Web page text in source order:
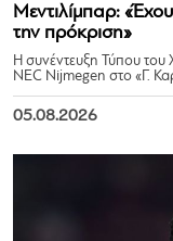
Μεντιλίμπαρ:
την πρόκριση»
Η συνέντευξη Τύπου του
NEC Nijmegen στο «Γ.
05.08.2026